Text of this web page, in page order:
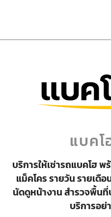
แบคโ
บริการให้เช่ารถแบคโฮ
แม็คโคร รายวัน รายเดื
นัดดูหน้างาน สำรวจพื้นที่
บริการอ